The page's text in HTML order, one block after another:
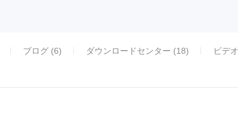
ブログ (6) ダウンロードセンター (18)
ビデ